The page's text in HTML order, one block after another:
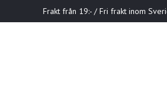
Frakt från 19:- / Fri frakt inom